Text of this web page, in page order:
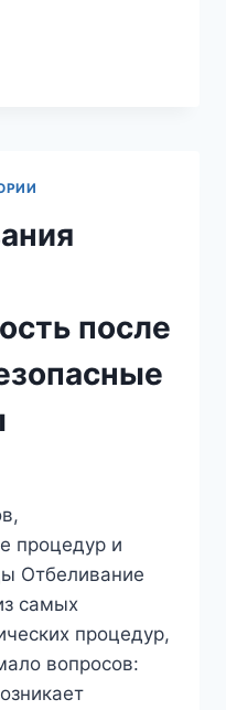
после
процедур и
Отбеливание
самых
процедур,
вопросов: